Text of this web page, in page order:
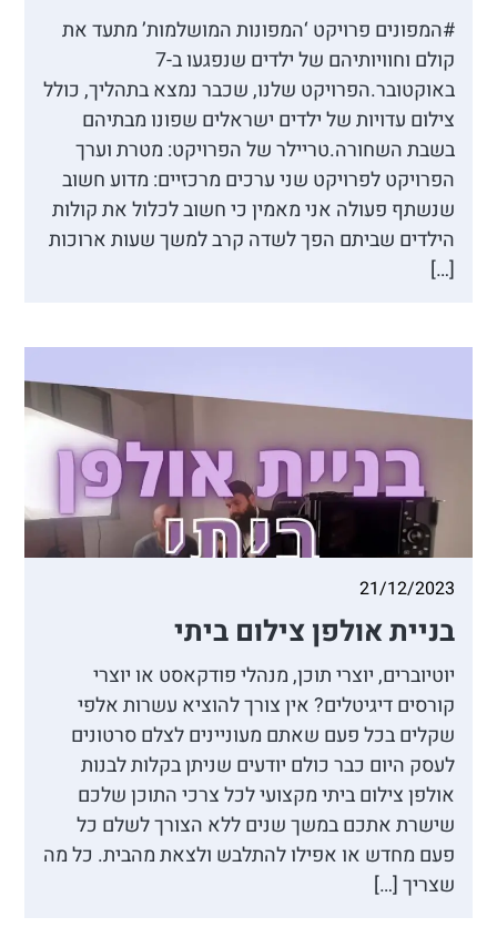
#המפונים פרויקט ‘המפונות המושלמות’ מתעד את
קולם וחוויותיהם של ילדים שנפגעו ב-7
באוקטובר.הפרויקט שלנו, שכבר נמצא בתהליך, כולל
צילום עדויות של ילדים ישראלים שפונו מבתיהם
בשבת השחורה.טריילר של הפרויקט: מטרת וערך
הפרויקט לפרויקט שני ערכים מרכזיים: מדוע חשוב
שנשתף פעולה אני מאמין כי חשוב לכלול את קולות
הילדים שביתם הפך לשדה קרב למשך שעות ארוכות
[…]
21/12/2023
בניית אולפן צילום ביתי
יוטיוברים, יוצרי תוכן, מנהלי פודקאסט או יוצרי
קורסים דיגיטלים? אין צורך להוציא עשרות אלפי
שקלים בכל פעם שאתם מעוניינים לצלם סרטונים
לעסק היום כבר כולם יודעים שניתן בקלות לבנות
אולפן צילום ביתי מקצועי לכל צרכי התוכן שלכם
שישרת אתכם במשך שנים ללא הצורך לשלם כל
פעם מחדש או אפילו להתלבש ולצאת מהבית. כל מה
שצריך […]